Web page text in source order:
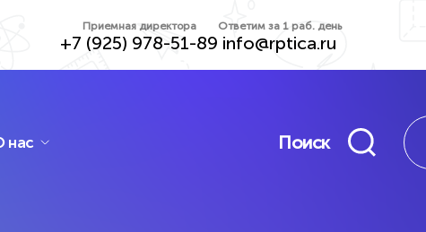
Приемная директора
+7 (925) 978-51-89
Ответим за 1 раб. день
info@rptica.ru
нас Поиск